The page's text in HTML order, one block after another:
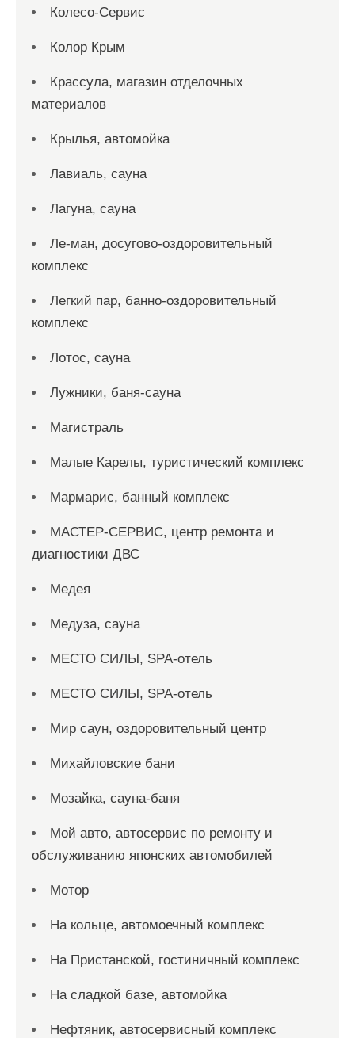
Колесо-Сервис
Колор Крым
Крассула, магазин отделочных
материалов
Крылья, автомойка
Лавиаль, сауна
Лагуна, сауна
Ле-ман, досугово-оздоровительный
комплекс
Легкий пар, банно-оздоровительный
комплекс
Лотос, сауна
Лужники, баня-сауна
Магистраль
Малые Карелы, туристический комплекс
Мармарис, банный комплекс
МАСТЕР-СЕРВИС, центр ремонта и
диагностики ДВС
Медея
Медуза, сауна
МЕСТО СИЛЫ, SPA-отель
МЕСТО СИЛЫ, SPA-отель
Мир саун, оздоровительный центр
Михайловские бани
Мозайка, сауна-баня
Мой авто, автосервис по ремонту и
обслуживанию японских автомобилей
Мотор
На кольце, автомоечный комплекс
На Пристанской, гостиничный комплекс
На сладкой базе, автомойка
Нефтяник, автосервисный комплекс